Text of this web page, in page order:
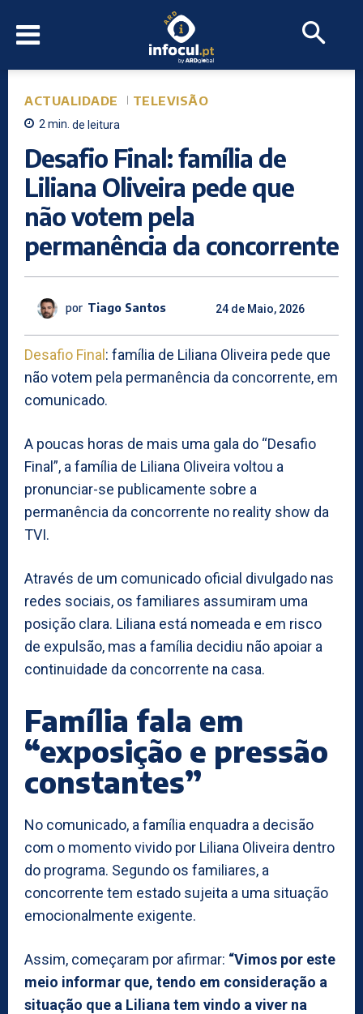
ACTUALIDADE TELEVISÃO
2min. de leitura
Desafio Final: família de
Liliana Oliveira pede que
não votem pela
permanência da concorrente
por Tiago Santos 24 de Maio, 2026
Desafio Final : família de Liliana Oliveira pede que
não votem pela permanência da concorrente, em
comunicado.
A poucas horas de mais uma gala do “Desafio
Final”, a família de Liliana Oliveira voltou a
pronunciar-se publicamente sobre a
permanência da concorrente no reality show da
TVI.
Através de um comunicado oficial divulgado nas
redes sociais, os familiares assumiram uma
posição clara. Liliana está nomeada e em risco
de expulsão, mas a família decidiu não apoiar a
continuidade da concorrente na casa.
Família fala em
“exposição e pressão
constantes”
No comunicado, a família enquadra a decisão
com o momento vivido por Liliana Oliveira dentro
do programa. Segundo os familiares, a
concorrente tem estado sujeita a uma situação
emocionalmente exigente.
Assim, começaram por afirmar: “Vimos por este
meio informar que, tendo em consideração a
situação que a Liliana tem vindo a viver na